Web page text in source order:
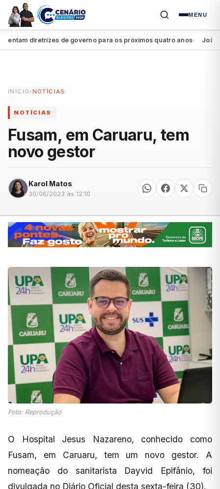
MENU
diretrizes de governo para os próximos quatro anos● João
INÍCIO › NOTÍCIAS
NOTÍCIAS
Fusam, em Caruaru, tem
novo gestor
Karol Matos
30/06/2023 às 12:10
Foto: Reprodução
O Hospital Jesus Nazareno, conhecido como
Fusam, em Caruaru, tem um novo gestor. A
nomeação do sanitarista Dayvid Epifânio, foi
divulgada no Diário Oficial desta sexta-feira (30).